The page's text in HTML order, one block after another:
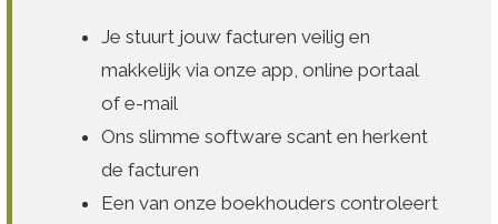
Je stuurt jouw facturen veilig en
makkelijk via onze app, online portaal
of e-mail
Ons slimme software scant en herkent
de facturen
Een van onze boekhouders controleert